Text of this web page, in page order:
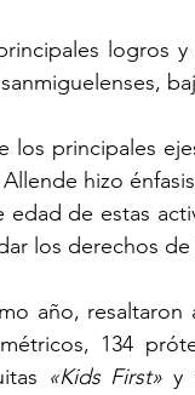
logros
los principales
hizo
edad de estas
los derechos de
año, resaltaron
134
«Kids First» y